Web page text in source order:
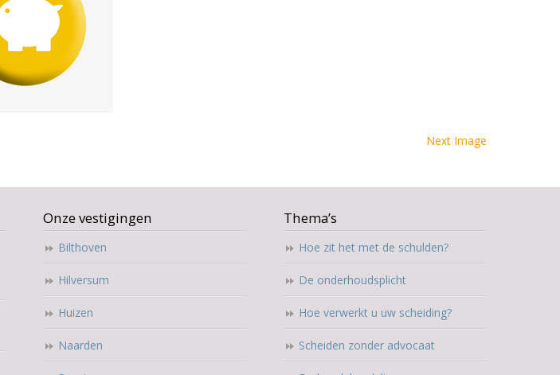
Next Image
Onze vestigingen
Bilthoven
Hilversum
Huizen
Naarden
Thema’s
Hoe zit het met de schulden?
De onderhoudsplicht
Hoe verwerkt u uw scheiding?
Scheiden zonder advocaat